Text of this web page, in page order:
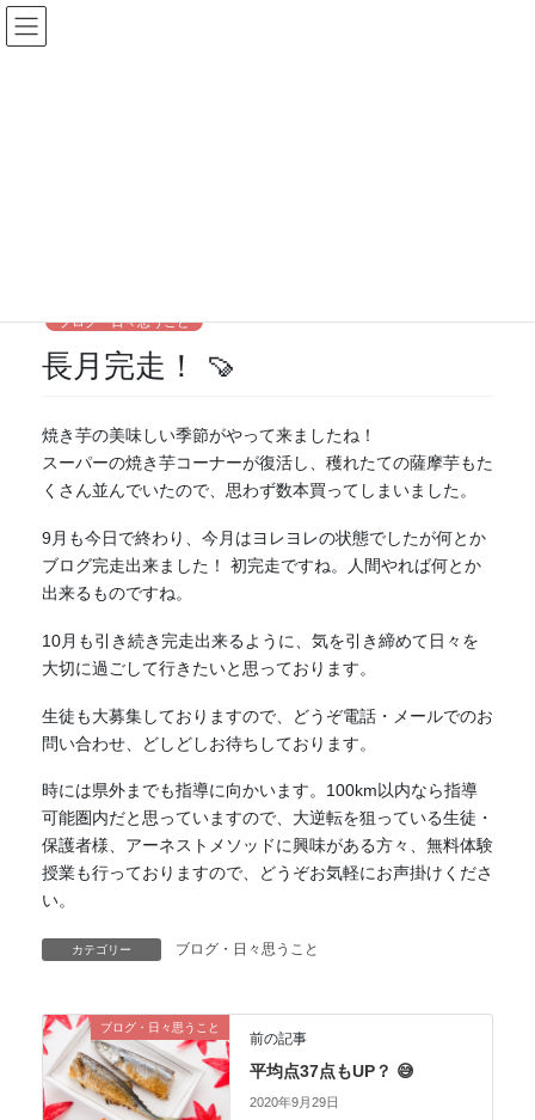
コ
ン
ナ
ビ
ブログ・日々思うこと
長月完走！ 🍠
焼き芋の美味しい季節がやって来ましたね！
スーパーの焼き芋コーナーが復活し、穫れたての薩摩芋もた
くさん並んでいたので、思わず数本買ってしまいました。
9月も今日で終わり、今月はヨレヨレの状態でしたが何とか
ブログ完走出来ました！ 初完走ですね。人間やれば何とか
出来るものですね。
10月も引き続き完走出来るように、気を引き締めて日々を
大切に過ごして行きたいと思っております。
生徒も大募集しておりますので、どうぞ電話・メールでのお
問い合わせ、どしどしお待ちしております。
時には県外までも指導に向かいます。100km以内なら指導
可能圏内だと思っていますので、大逆転を狙っている生徒・
保護者様、アーネストメソッドに興味がある方々、無料体験
授業も行っておりますので、どうぞお気軽にお声掛けくださ
い。
カテゴリー ブログ・日々思うこと
ブログ・日々思うこと
前の記事
平均点37点もUP？ 😅
2020年9月29日